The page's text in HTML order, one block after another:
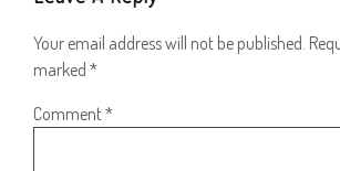
Your email address will not be published.
marked *
Comment*